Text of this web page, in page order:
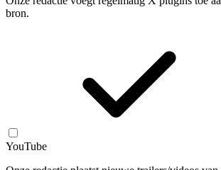
bron.
YouTube